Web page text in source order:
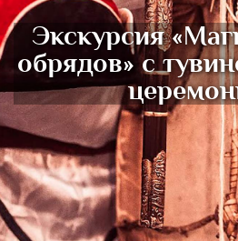
Экскурсия
обрядов» с